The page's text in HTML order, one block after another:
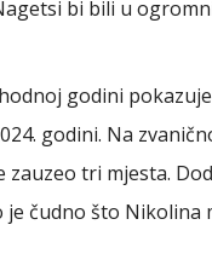
bi bili u
godini
godini. Na
zauzeo tri mjesta.
čudno što Nikolina